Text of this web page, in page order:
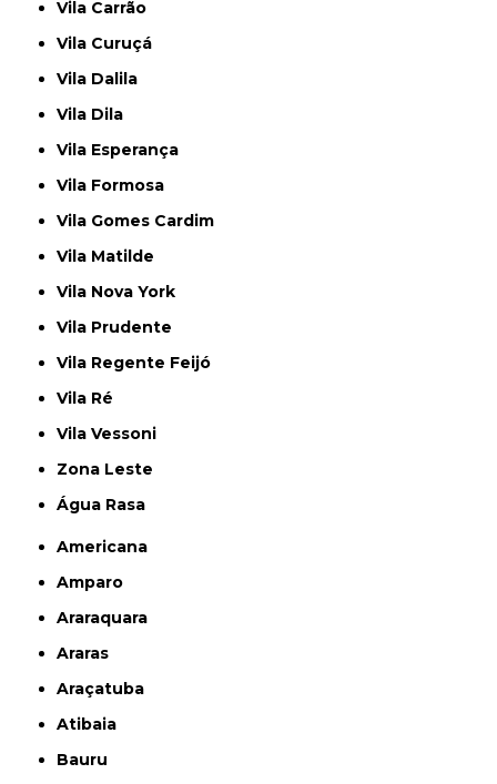
Vila Carrão
Vila Curuçá
Vila Dalila
Vila Dila
Vila Esperança
Vila Formosa
Vila Gomes Cardim
Vila Matilde
Vila Nova York
Vila Prudente
Vila Regente Feijó
Vila Ré
Vila Vessoni
Zona Leste
Água Rasa
Americana
Amparo
Araraquara
Araras
Araçatuba
Atibaia
Bauru